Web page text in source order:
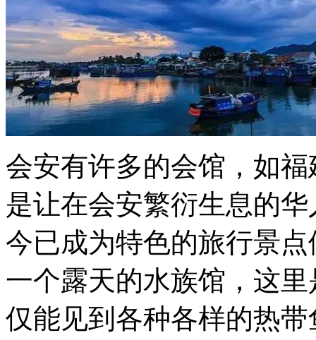
会安有许多的会馆，如
是让在会安繁衍生息的
今已成为特色的旅行景
一个露天的水族馆，这
仅能见到各种各样的热